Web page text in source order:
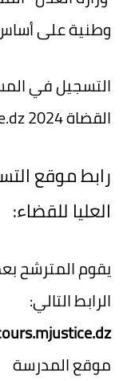
وطنية على أساس
التسجيل في
القضاة 2024 concours.mjustice.dz
رابط موقع
العليا للقضاء:
يقوم المترشح
الرابط التالي:
موقع المدرسة